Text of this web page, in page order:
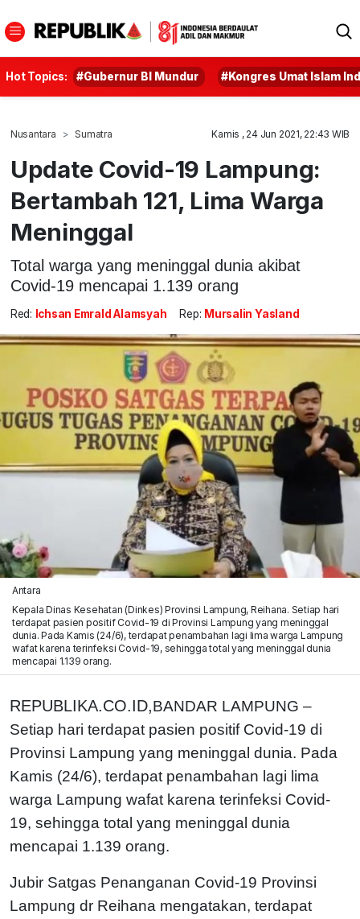
Hot Topics: #Gubernur BI Mundur #Kongres Umat Islam
Nusantara Sumatra Kamis , 24 Jun 2021, 22:43 WIB
Update Covid-19 Lampung:
Bertambah 121, Lima Warga
Meninggal
Total warga yang meninggal dunia akibat
Covid-19 mencapai 1.139 orang
Red: Ichsan Emrald Alamsyah Rep: Mursalin Yasland
Antara
Kepala Dinas Kesehatan (Dinkes) Provinsi Lampung, Reihana. Setiap hari
terdapat pasien positif Covid-19 di Provinsi Lampung yang meninggal
dunia. Pada Kamis (24/6), terdapat penambahan lagi lima warga Lampung
wafat karena terinfeksi Covid-19, sehingga total yang meninggal dunia
mencapai 1.139 orang.
REPUBLIKA.CO.ID,BANDAR LAMPUNG –
Setiap hari terdapat pasien positif Covid-19 di
Provinsi Lampung yang meninggal dunia. Pada
Kamis (24/6), terdapat penambahan lagi lima
warga Lampung wafat karena terinfeksi Covid-
19, sehingga total yang meninggal dunia
mencapai 1.139 orang.
Jubir Satgas Penanganan Covid-19 Provinsi
Lampung dr Reihana mengatakan, terdapat